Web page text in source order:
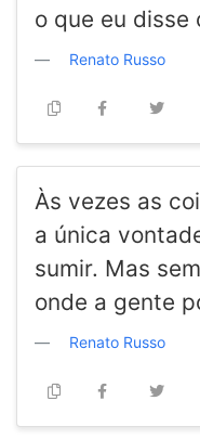
o que eu disse
Renato Russo
Às vezes as
a única
sumir. Mas
onde a gente
Renato Russo